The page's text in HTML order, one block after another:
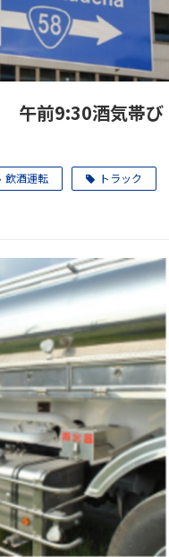
午前9:30酒気帯び
飲酒運転 トラック